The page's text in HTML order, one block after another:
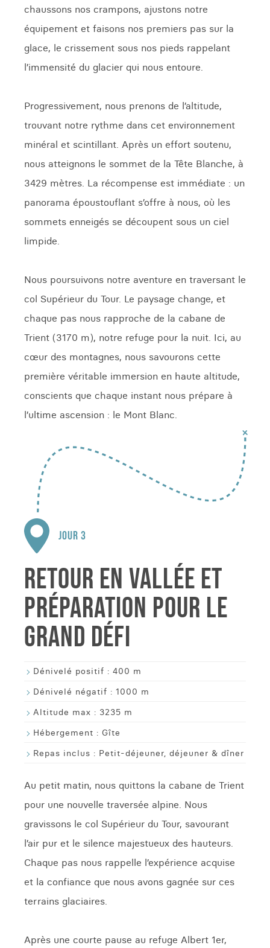
chaussons nos crampons, ajustons notre
équipement et faisons nos premiers pas sur la
glace, le crissement sous nos pieds rappelant
l’immensité du glacier qui nous entoure.
Progressivement, nous prenons de l’altitude,
trouvant notre rythme dans cet environnement
minéral et scintillant. Après un effort soutenu,
nous atteignons le sommet de la Tête Blanche, à
3429 mètres. La récompense est immédiate : un
panorama époustouflant s’offre à nous, où les
sommets enneigés se découpent sous un ciel
limpide.
Nous poursuivons notre aventure en traversant le
col Supérieur du Tour. Le paysage change, et
chaque pas nous rapproche de la cabane de
Trient (3170 m), notre refuge pour la nuit. Ici, au
cœur des montagnes, nous savourons cette
première véritable immersion en haute altitude,
conscients que chaque instant nous prépare à
l’ultime ascension : le Mont Blanc.
JOUR 3
RETOUR EN VALLÉE ET
PRÉPARATION POUR LE
GRAND DÉFI
Dénivelé positif : 400 m
Dénivelé négatif : 1000 m
Altitude max : 3235 m
Hébergement : Gîte
Repas inclus : Petit-déjeuner, déjeuner & dîner
Au petit matin, nous quittons la cabane de Trient
pour une nouvelle traversée alpine. Nous
gravissons le col Supérieur du Tour, savourant
l’air pur et le silence majestueux des hauteurs.
Chaque pas nous rappelle l’expérience acquise
et la confiance que nous avons gagnée sur ces
terrains glaciaires.
Après une courte pause au refuge Albert 1er,